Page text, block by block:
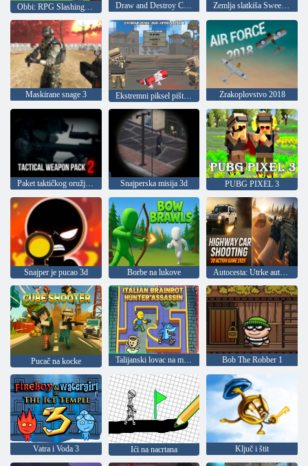
Draw and Destroy Classic Zemlja slatkiša Sweet Survivors
Maskirane snage 3 Ekstremni piksel pištolj Apokalipsa 3 Zrakoplovstvo 2018
Paket taktičkog oružja 2 Snajperska misija 3d PUBG PIXEL 3
Snajper je pucao 3d Borbe na lukove Autocesta: Utrke automobila 3D, akcija 2025
Pucač na kocke Talijanski lovac na mozak ubojica Bob The Robber 1
Vatra i Voda 3 Ići na nacrtana Ključ i štit